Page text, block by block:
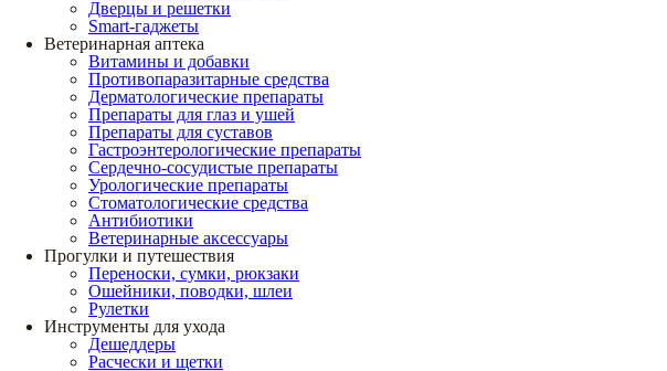
Дверцы и решетки
Smart-гаджеты
Ветеринарная аптека
Витамины и добавки
Противопаразитарные средства
Дерматологические препараты
Препараты для глаз и ушей
Препараты для суставов
Гастроэнтерологические препараты
Сердечно-сосудистые препараты
Урологические препараты
Стоматологические средства
Антибиотики
Ветеринарные аксессуары
Прогулки и путешествия
Переноски, сумки, рюкзаки
Ошейники, поводки, шлеи
Рулетки
Инструменты для ухода
Дешеддеры
Расчески и щетки